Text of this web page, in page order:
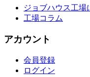
ジョブハウス工場
工場コラム
アカウント
会員登録
ログイン